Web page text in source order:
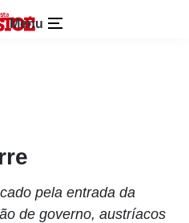
Menu
pela entrada da
de governo, austríacos